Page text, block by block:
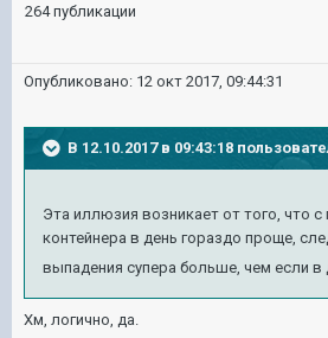
264 публикации
Опубликовано: 12 окт 2017, 09:44:31
В 12.10.2017 в 09:43:18
Эта иллюзия возникает от того, что
контейнера в день гораздо проще,
выпадения супера больше, чем если в
Хм, логично, да.